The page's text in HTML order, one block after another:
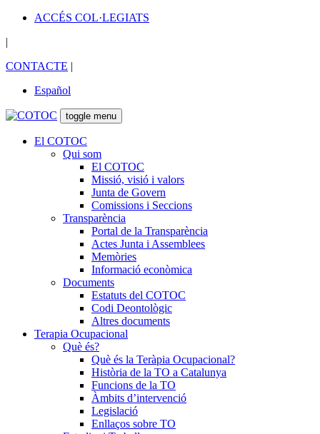
ACCÉS COL·LEGIATS
|
CONTACTE |
Español
toggle menu
El COTOC
Qui som
El COTOC
Missió, visió i valors
Junta de Govern
Comissions i Seccions
Transparència
Portal de la Transparència
Actes Junta i Assemblees
Memòries
Informació econòmica
Documents
Estatuts del COTOC
Codi Deontològic
Altres documents
Terapia Ocupacional
Què és?
Què és la Teràpia Ocupacional?
Història de la TO a Catalunya
Funcions de la TO
Àmbits d’intervenció
Legislació
Enllaços sobre TO